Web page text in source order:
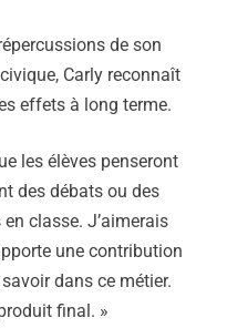
de son
Carly reconnaît
effets à long terme.
les élèves penseront
des débats ou des
classe. J’aimerais
une contribution
dans ce métier.
final. »